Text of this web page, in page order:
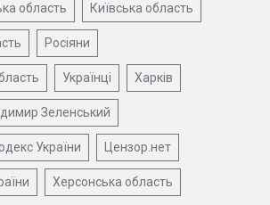
область Київська область
Росіяни
Українці Харків
Зеленський
України Цензор.нет
Херсонська область